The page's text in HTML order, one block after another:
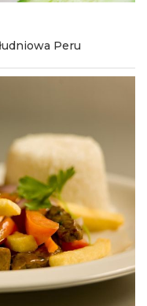
Peru